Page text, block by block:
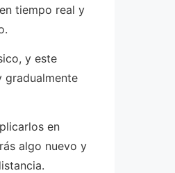
tiempo real y
y este
gradualmente
en
algo nuevo y